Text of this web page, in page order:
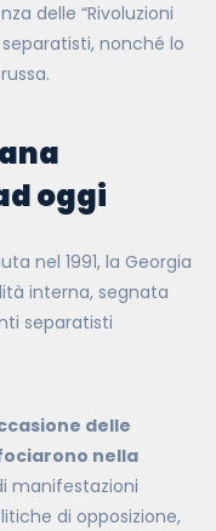
delle “Rivoluzioni
nonché lo
oggi
nel 1991, la Georgia
interna, segnata
separatisti
delle
nella
manifestazioni
di opposizione,